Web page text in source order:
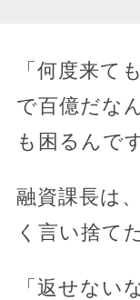
「何度来て
で百億だな
も困るんで
融資課長は
く言い捨て
「返せない